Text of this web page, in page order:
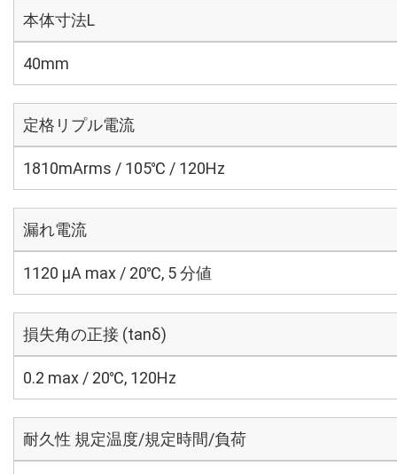
本体寸法L
40mm
定格リプル電流
1810mArms / 105℃ / 120Hz
漏れ電流
1120 μA max / 20℃, 5 分値
損失角の正接 (tanδ)
0.2 max / 20℃, 120Hz
耐久性 規定温度/規定時間/負荷